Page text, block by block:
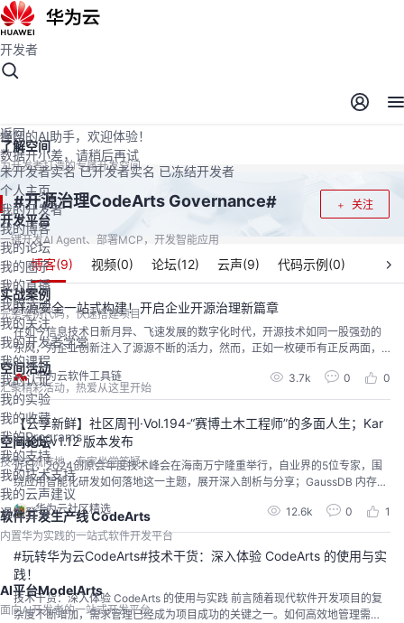
开发者空间
开发者空间
了解空间
为开发者打造的专属开发空间
开发平台
一键开发AI Agent、部署MCP，开发智能应用
实战案例
完整案例代码，快速搭建项目
空间活动
汇聚精彩活动，热爱从这里开始
空间论坛
技术交流阵地，专家坐堂答疑
软件开发生产线 CodeArts
内置华为实践的一站式软件开发平台
AI平台ModelArts
面向AI开发者的一站式开发平台
开发者
返回
未开发者实名 已开发者实名 已冻结开发者
个人主页
我的开发者
我的博客
我的论坛
我的圈子
我的直播
我的活动
我的关注
我的开发者学堂
我的课程
我的认证
我的实验
我的收藏
我的Programs
我的支持
我的技术支持
我的云声建议
退出登录
懂您的AI助手，欢迎体验！
数据开小差，请稍后再试
关注
#开源治理CodeArts Governance#
博客(9) 视频(0) 论坛(12) 云声(9) 代码示例(0)
开源安全一站式构建！开启企业开源治理新篇章
在如今信息技术日新月异、飞速发展的数字化时代，开源技术如同一股强劲的
东风，为企业创新注入了源源不断的活力，然而，正如一枚硬币有正反两面，
开源技术的广泛应用亦伴随着不容忽视的挑战。安全风险如影随形，合规难题
接踵而至，这些都成为了企业使用开源软件时不得不面对的现实考验。如何有
效规避潜在风险，成为了摆在每一个企业面前亟待解决的重大课题。 全球99%
的商业软件含有开源软件，75%的商业软件直接由源码...
华为云软件工具链 3.7k 0 0
【云享新鲜】社区周刊·Vol.194-“赛博土木工程师”的多面人生；Kar
mada v1.12 版本发布
近日，2024创原会年度技术峰会在海南万宁隆重举行，自业界的5位专家，围
绕应用智能化研发如何落地这一主题，展开深入剖析与分享；GaussDB 内存参
数设置是否合理，也要根据实际的业务场景，其目的使服务器资源的最大化利
用，设置的合理可以提升性能...
华为云社区精选 12.6k 0 1
#玩转华为云CodeArts#技术干货：深入体验 CodeArts 的使用与实
践！
技术干货：深入体验 CodeArts 的使用与实践 前言随着现代软件开发项目的复
杂度不断增加，需求管理已经成为项目成功的关键之一。如何高效地管理需